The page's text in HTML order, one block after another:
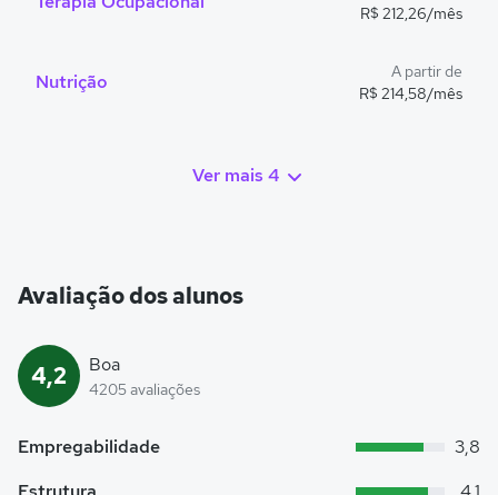
R$ 212,26/mês
Nutrição
A partir de
R$ 214,58/mês
Ver mais 4
Avaliação dos alunos
4,2 Boa
4205 avaliações
Empregabilidade
3,8